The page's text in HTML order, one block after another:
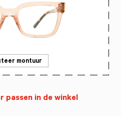
montuur
passen in de winkel